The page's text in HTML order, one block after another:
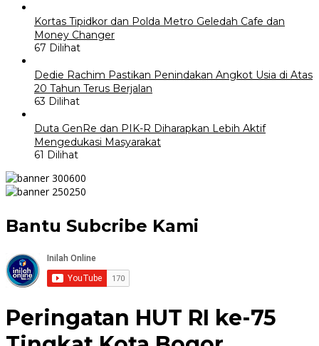
Kortas Tipidkor dan Polda Metro Geledah Cafe dan
Money Changer
67 Dilihat
Dedie Rachim Pastikan Penindakan Angkot Usia di Atas
20 Tahun Terus Berjalan
63 Dilihat
Duta GenRe dan PIK-R Diharapkan Lebih Aktif
Mengedukasi Masyarakat
61 Dilihat
Bantu Subcribe Kami
Peringatan HUT RI ke-75